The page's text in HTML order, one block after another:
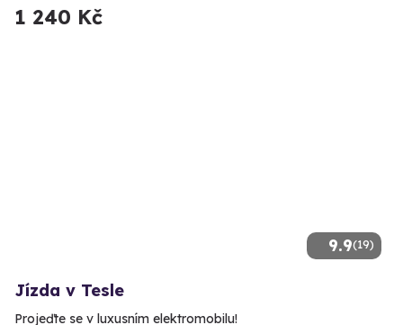
1 240 Kč
9.9(19)
Jízda v Tesle
Projeďte se v luxusním elektromobilu!